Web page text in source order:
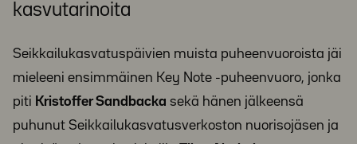
kasvutarinoita
Seikkailukasvatuspäivien muista puheenvuoroista jäi
mieleeni ensimmäinen Key Note -puheenvuoro, jonka
piti Kristoffer Sandbacka sekä hänen jälkeensä
puhunut Seikkailukasvatusverkoston nuorisojäsen ja